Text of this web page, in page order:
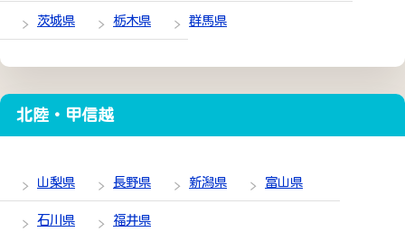
茨城県 栃木県 群馬県
北陸・甲信越
山梨県 長野県 新潟県 富山県
石川県 福井県